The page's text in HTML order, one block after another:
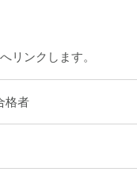
リンクします。
格者